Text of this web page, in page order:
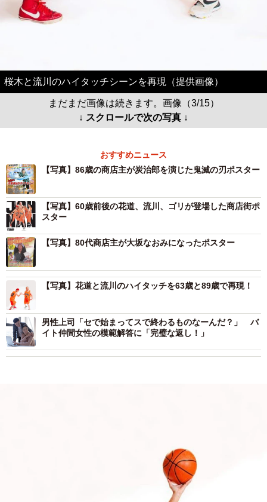
桜木と流川のハイタッチシーンを再現（提供画像）
まだまだ画像は続きます。画像（3/15）
↓ スクロールで次の写真 ↓
おすすめニュース
【写真】86歳の商店主が炭治郎を演じた鬼滅の刃ポスター
【写真】60歳前後の花道、流川、ゴリが登場した商店街ポ
スター
【写真】80代商店主が大坂なおみになったポスター
【写真】花道と流川のハイタッチを63歳と89歳で再現！
男性上司「セで始まってスで終わるものなーんだ？」 バ
イト仲間女性の模範解答に「完璧な返し！」